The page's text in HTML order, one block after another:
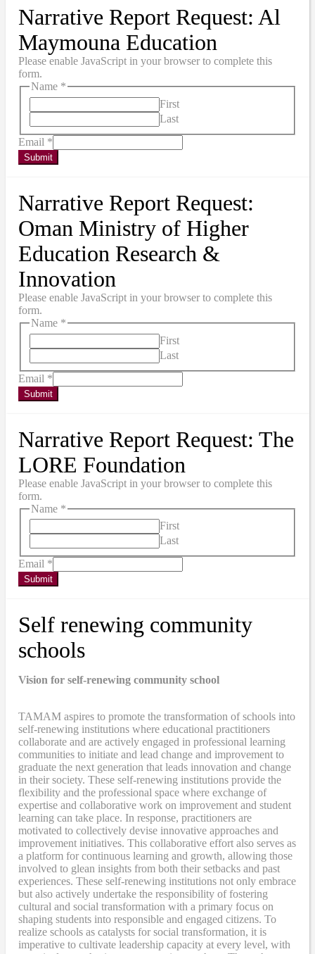
Narrative Report Request: Al
Maymouna Education
Please enable JavaScript in your browser to complete this
form.
Name *
First
Last
Email *
Submit
Narrative Report Request:
Oman Ministry of Higher
Education Research &
Innovation
Please enable JavaScript in your browser to complete this
form.
Name *
First
Last
Email *
Submit
Narrative Report Request: The
LORE Foundation
Please enable JavaScript in your browser to complete this
form.
Name *
First
Last
Email *
Submit
Self renewing community
schools
Vision for self-renewing community school
TAMAM aspires to promote the transformation of schools into
self-renewing institutions where educational practitioners
collaborate and are actively engaged in professional learning
communities to initiate and lead change and improvement to
graduate the next generation that leads innovation and change
in their society. These self-renewing institutions provide the
flexibility and the professional space where exchange of
expertise and collaborative work on improvement and student
learning can take place. In response, practitioners are
motivated to collectively devise innovative approaches and
improvement initiatives. This collaborative effort also serves as
a platform for continuous learning and growth, allowing those
involved to glean insights from both their setbacks and past
experiences. These self-renewing institutions not only embrace
but also actively undertake the responsibility of fostering
cultural and social transformation with a primary focus on
shaping students into responsible and engaged citizens. To
realize schools as catalysts for social transformation, it is
imperative to cultivate leadership capacity at every level, with